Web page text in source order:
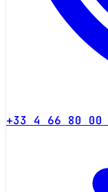
+33 4 66 80 00